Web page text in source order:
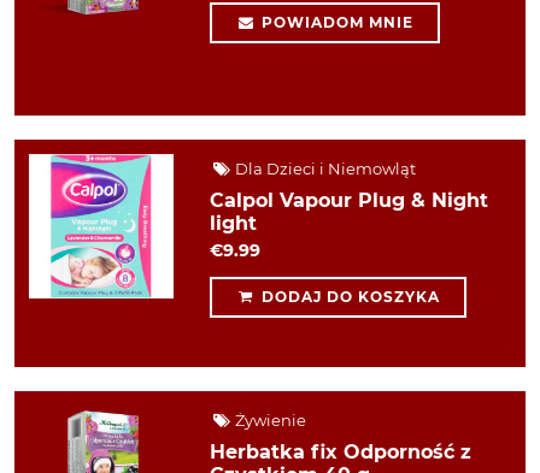
POWIADOM MNIE
Dla Dzieci i Niemowląt
Calpol Vapour Plug & Night
light
€9.99
DODAJ DO KOSZYKA
Żywienie
Herbatka fix Odporność z